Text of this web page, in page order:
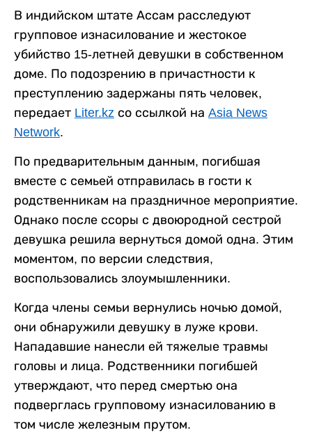
В индийском штате Ассам расследуют
групповое изнасилование и жестокое
убийство 15-летней девушки в собственном
доме. По подозрению в причастности к
преступлению задержаны пять человек,
передает Liter.kz со ссылкой на Asia News
Network.
По предварительным данным, погибшая
вместе с семьей отправилась в гости к
родственникам на праздничное мероприятие.
Однако после ссоры с двоюродной сестрой
девушка решила вернуться домой одна. Этим
моментом, по версии следствия,
воспользовались злоумышленники.
Когда члены семьи вернулись ночью домой,
они обнаружили девушку в луже крови.
Нападавшие нанесли ей тяжелые травмы
головы и лица. Родственники погибшей
утверждают, что перед смертью она
подверглась групповому изнасилованию в
том числе железным прутом.